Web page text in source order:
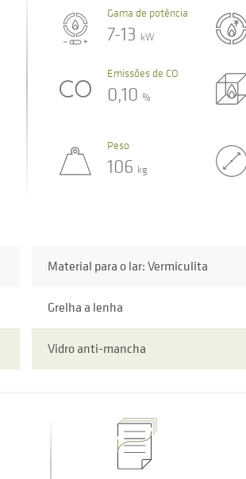
Gama de potência
7-13 kW
Emissões de CO
0,10 %
Peso
106 kg
Material para o lar: Vermiculita
Grelha a lenha
Vidro anti-mancha